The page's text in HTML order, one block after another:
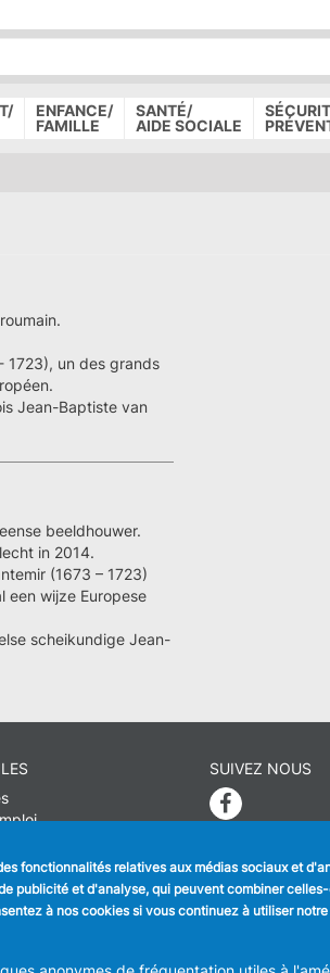
ENFANCE/
FAMILLE
SANTÉ/
AIDE SOCIALE
1723), un des grands
Jean-Baptiste van
beeldhouwer.
in 2014.
(1673 – 1723)
een wijze Europese
scheikundige Jean-
SUIVEZ NOUS
Facebook
Place du Conseil 1 B-1070-
fonctionnalités relatives aux médias sociaux et
publicité et d'analyse, qui peuvent combiner
à nos cookies si vous continuez à utiliser notre